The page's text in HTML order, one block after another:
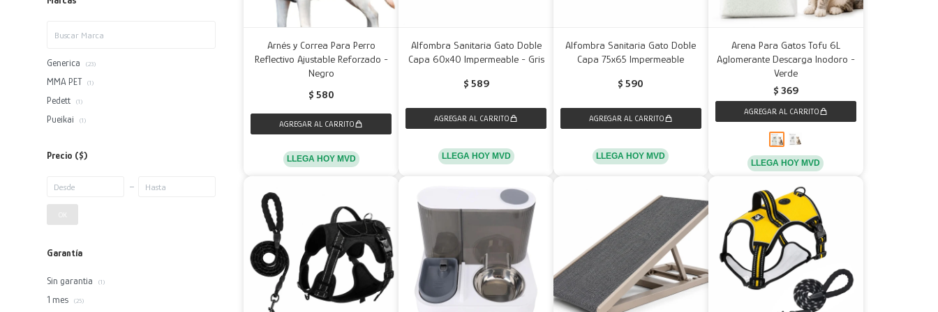
Arnés y Correa Para Perro
Reflectivo Ajustable Reforzado -
Negro
$ 580
LLEGA HOY MVD
Alfombra Sanitaria Gato Doble
Capa 60x40 Impermeable - Gris
$ 589
LLEGA HOY MVD
Alfombra Sanitaria Gato Doble
Capa 75x65 Impermeable
$ 590
LLEGA HOY MVD
Arena Para Gatos Tofu 6L
Aglomerante Descarga Inodoro -
Verde
$ 369
LLEGA HOY MVD
Generica (23)
MMA PET (1)
Pedett (1)
Pueikai (1)
Precio ($)
Garantía
Sin garantia (1)
1 mes (25)